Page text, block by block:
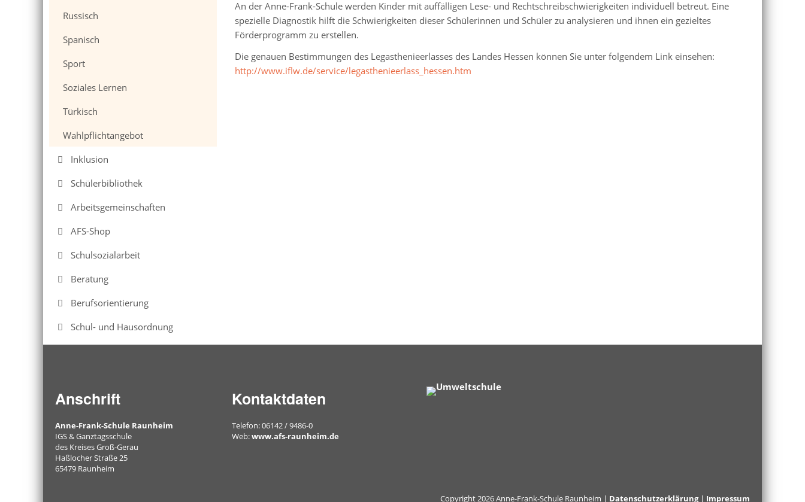
An der Anne-Frank-Schule werden Kinder mit auffälligen Lese- und Rechtschreibschwierigkeiten individuell betreut. Eine
spezielle Diagnostik hilft die Schwierigkeiten dieser Schülerinnen und Schüler zu analysieren und ihnen ein gezieltes
Förderprogramm zu erstellen.
Die genauen Bestimmungen des Legasthenieerlasses des Landes Hessen können Sie unter folgendem Link einsehen:
http://www.iflw.de/service/legasthenieerlass_hessen.htm
Russisch
Spanisch
Sport
Soziales Lernen
Türkisch
Wahlpflichtangebot
Inklusion
Schülerbibliothek
Arbeitsgemeinschaften
AFS-Shop
Schulsozialarbeit
Beratung
Berufsorientierung
Schul- und Hausordnung
Anschrift
Anne-Frank-Schule Raunheim
IGS & Ganztagsschule
des Kreises Groß-Gerau
Haßlocher Straße 25
65479 Raunheim
Kontaktdaten
Telefon: 06142 / 9486-0
Web:www.afs-raunheim.de
Copyright 2026 Anne-Frank-Schule Raunheim | Datenschutzerklärung| Impressum